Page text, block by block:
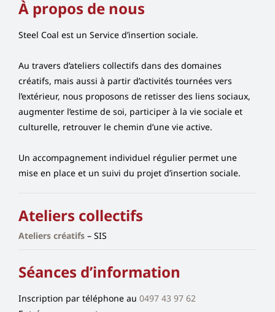
À propos de nous
Steel Coal est un Service d’insertion sociale.
Au travers d’ateliers collectifs dans des domaines
créatifs, mais aussi à partir d’activités tournées vers
l’extérieur, nous proposons de retisser des liens sociaux,
augmenter l’estime de soi, participer à la vie sociale et
culturelle, retrouver le chemin d’une vie active.
Un accompagnement individuel régulier permet une
mise en place et un suivi du projet d’insertion sociale.
Ateliers collectifs
Ateliers créatifs– SIS
Séances d’information
Inscription par téléphone au 0497 43 97 62